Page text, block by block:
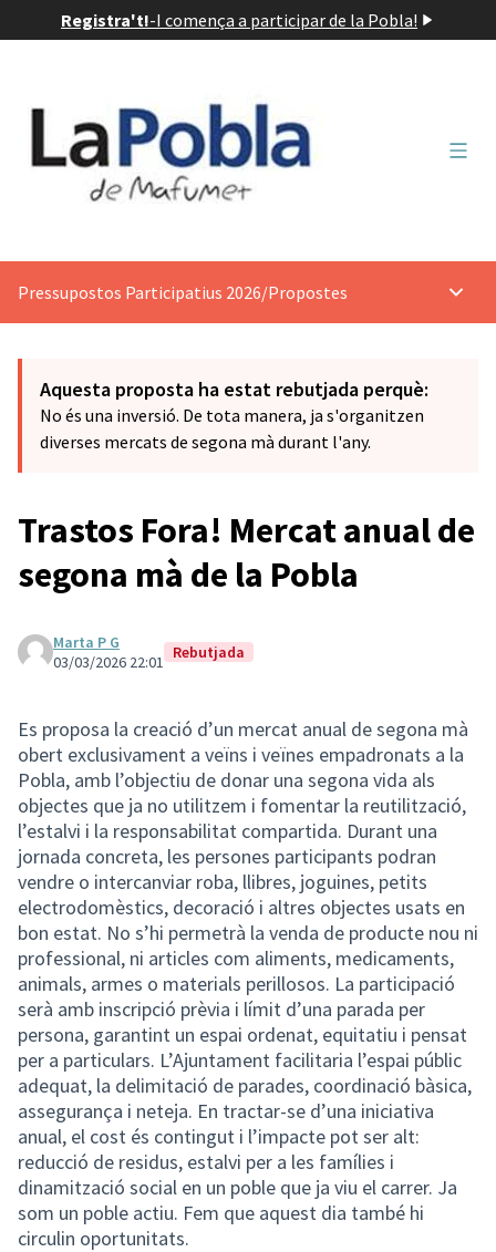
Registra't!-I comença a participar de la Pobla!
Pressupostos Participatius 2026/Propostes
Aquesta proposta ha estat rebutjada perquè:
No és una inversió. De tota manera, ja s'organitzen
diverses mercats de segona mà durant l'any.
Trastos Fora! Mercat anual de
segona mà de la Pobla
Marta P G
03/03/2026 22:01 Rebutjada
Es proposa la creació d’un mercat anual de segona mà
obert exclusivament a veïns i veïnes empadronats a la
Pobla, amb l’objectiu de donar una segona vida als
objectes que ja no utilitzem i fomentar la reutilització,
l’estalvi i la responsabilitat compartida. Durant una
jornada concreta, les persones participants podran
vendre o intercanviar roba, llibres, joguines, petits
electrodomèstics, decoració i altres objectes usats en
bon estat. No s’hi permetrà la venda de producte nou ni
professional, ni articles com aliments, medicaments,
animals, armes o materials perillosos. La participació
serà amb inscripció prèvia i límit d’una parada per
persona, garantint un espai ordenat, equitatiu i pensat
per a particulars. L’Ajuntament facilitaria l’espai públic
adequat, la delimitació de parades, coordinació bàsica,
assegurança i neteja. En tractar-se d’una iniciativa
anual, el cost és contingut i l’impacte pot ser alt:
reducció de residus, estalvi per a les famílies i
dinamització social en un poble que ja viu el carrer. Ja
som un poble actiu. Fem que aquest dia també hi
circulin oportunitats.